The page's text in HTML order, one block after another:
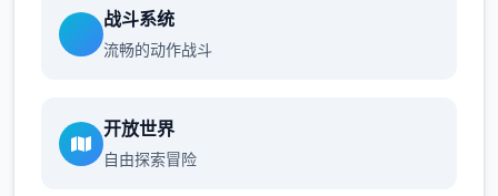
战斗系统
流畅的动作战斗
开放世界
自由探索冒险